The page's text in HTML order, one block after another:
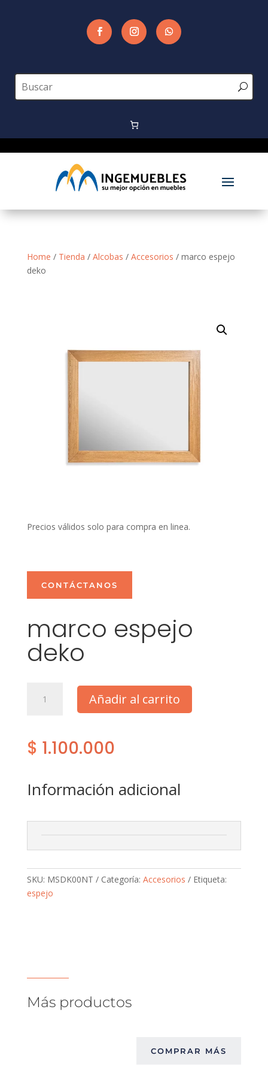
Home / Tienda / Alcobas / Accesorios / marco espejo
deko
Precios válidos solo para compra en linea.
CONTÁCTANOS
marco espejo
deko
espejo
Añadir al carrito
$ 1.100.000
Información adicional
SKU: MSDK00NT Categoría: Accesorios
Etiqueta:
espejo
Más productos
COMPRAR MÁS